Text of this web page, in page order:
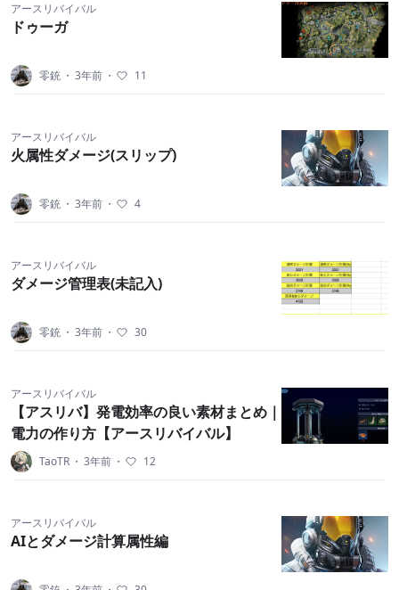
アースリバイバル
ドゥーガ
零銃 ・ 3年前 ・ 11
アースリバイバル
火属性ダメージ(スリップ)
零銃 ・ 3年前 ・ 4
アースリバイバル
ダメージ管理表(未記入)
零銃 ・ 3年前 ・ 30
アースリバイバル
【アスリバ】発電効率の良い素材まとめ｜
電力の作り方【アースリバイバル】
TaoTR ・ 3年前 ・ 12
アースリバイバル
AIとダメージ計算属性編